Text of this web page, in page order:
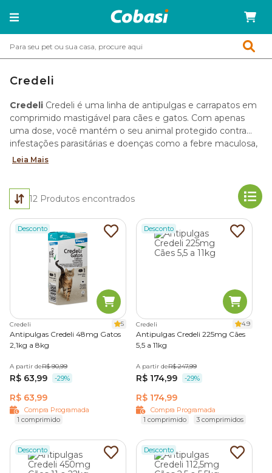
Credeli
Credeli Credeli é uma linha de antipulgas e carrapatos em
comprimido mastigável para cães e gatos. Com apenas
uma dose, você mantém o seu animal protegido contra
infestações parasitárias e doenças como a febre maculosa,
causada pelo carrapato-estrela.
Leia Mais
12 Produtos encontrados
Desconto
Credeli 5
Antipulgas Credeli 48mg Gatos
2,1kg a 8kg
A partir deR$ 90,99
R$ 63,99 -29%
R$ 63,99
Compra Programada
1 comprimido
Desconto
Credeli 4.9
Antipulgas Credeli 225mg Cães
5,5 a 11kg
A partir deR$ 247,99
R$ 174,99 -29%
R$ 174,99
Compra Programada
1 comprimido
3 comprimidos
Desconto Desconto